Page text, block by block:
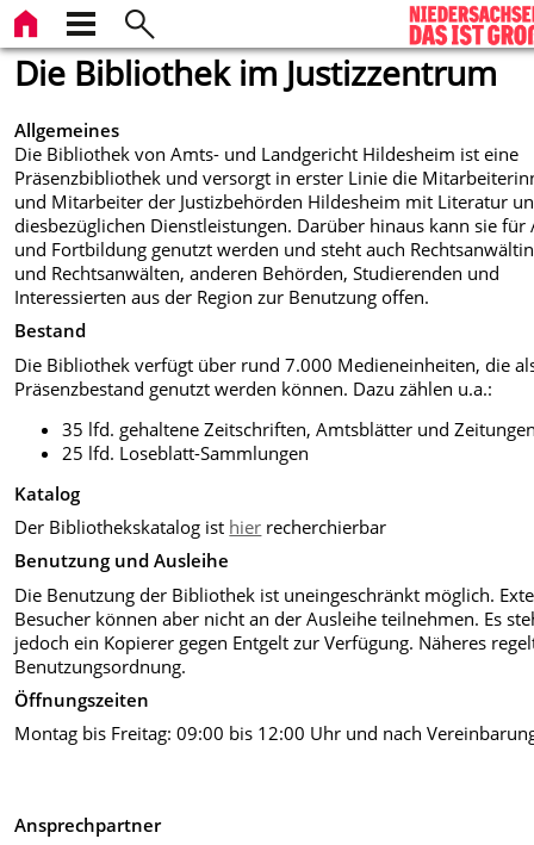
Die Bibliothek im Justizzentrum
Allgemeines
Die Bibliothek von Amts- und Landgericht Hildesheim ist eine
Präsenzbibliothek und versorgt in erster Linie die
und Mitarbeiter der Justizbehörden Hildesheim mit Literatur
diesbezüglichen Dienstleistungen. Darüber hinaus kann sie für
und Fortbildung genutzt werden und steht auch
und Rechtsanwälten, anderen Behörden, Studierenden und
Interessierten aus der Region zur Benutzung offen.
Bestand
Die Bibliothek verfügt über rund 7.000 Medieneinheiten, die
Präsenzbestand genutzt werden können. Dazu zählen u.a.:
35 lfd. gehaltene Zeitschriften, Amtsblätter und
25 lfd. Loseblatt-Sammlungen
Katalog
Der Bibliothekskatalog ist hier recherchierbar
Benutzung und Ausleihe
Die Benutzung der Bibliothek ist uneingeschränkt möglich.
Besucher können aber nicht an der Ausleihe teilnehmen. Es
jedoch ein Kopierer gegen Entgelt zur Verfügung. Näheres
Benutzungsordnung.
Öffnungszeiten
Montag bis Freitag: 09:00 bis 12:00 Uhr und nach
Ansprechpartner